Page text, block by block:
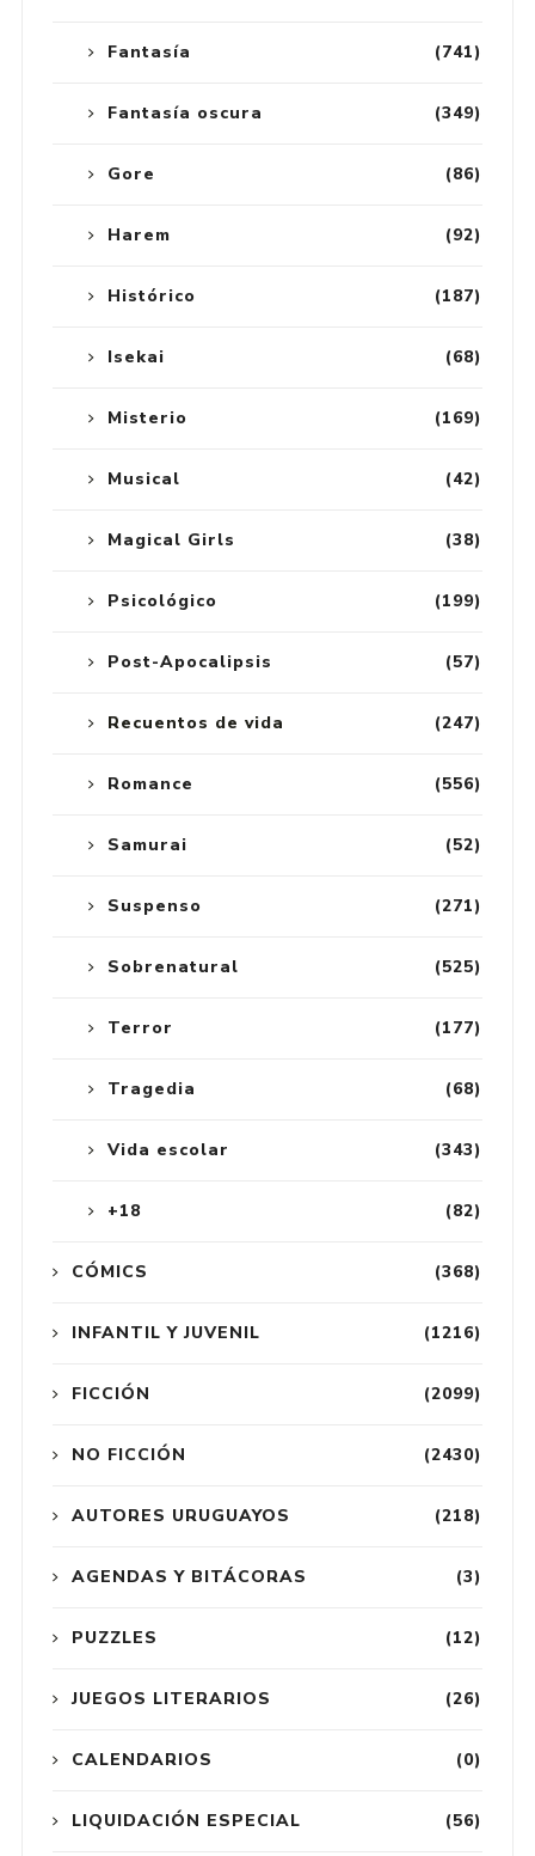
(741)
Fantasía
(349)
Fantasía oscura
(86)
Gore
(92)
Harem
(187)
Histórico
(68)
Isekai
(169)
Misterio
(42)
Musical
(38)
Magical Girls
(199)
Psicológico
(57)
Post-Apocalipsis
(247)
Recuentos de vida
(556)
Romance
(52)
Samurai
(271)
Suspenso
(525)
Sobrenatural
(177)
Terror
(68)
Tragedia
(343)
Vida escolar
(82)
+18
(368)
CÓMICS
(1216)
INFANTIL Y JUVENIL
(2099)
FICCIÓN
(2430)
NO FICCIÓN
(218)
AUTORES URUGUAYOS
(3)
AGENDAS Y BITÁCORAS
(12)
PUZZLES
(26)
JUEGOS LITERARIOS
(0)
CALENDARIOS
(56)
LIQUIDACIÓN ESPECIAL